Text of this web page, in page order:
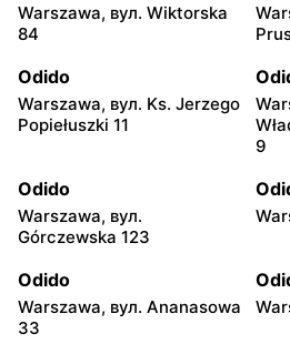
Warszawa, вул. Wiktorska
84
Odido
Warszawa, вул. Ks. Jerzego
Popiełuszki 11
9
Odido
Warszawa, вул.
Górczewska 123
Odido
Warszawa, вул. Ananasowa
33